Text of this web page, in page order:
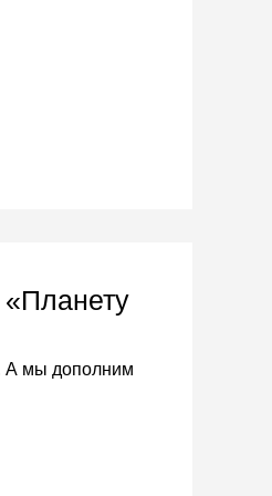
А мы дополним